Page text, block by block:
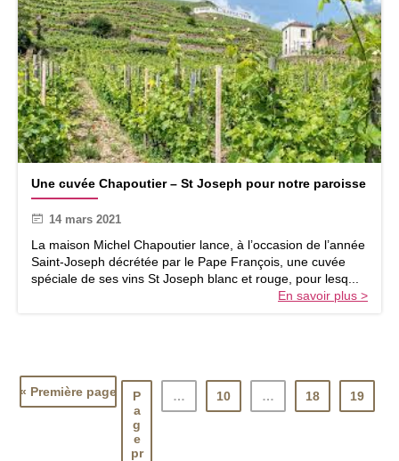
e
s
n
o
u
v
e
l
l
e
o
u
t
Une cuvée Chapoutier – St Joseph pour notre paroisse
14 mars 2021
La maison Michel Chapoutier lance, à l’occasion de l’année
Saint-Joseph décrétée par le Pape François, une cuvée
spéciale de ses vins St Joseph blanc et rouge, pour lesq...
En savoir plus >
« Première page
P
a
g
e
pr
… 10 … 18 19